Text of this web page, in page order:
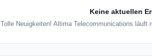
Keine aktuellen
Tolle Neuigkeiten! Altima Telecommunications läuft